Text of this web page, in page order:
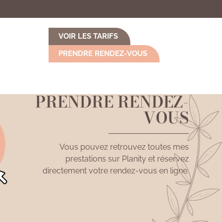
VOIR LES TARIFS
PRENDRE RENDEZ-VOUS
PRENDRE RENDEZ-
VOUS
Vous pouvez retrouvez toutes mes
prestations sur Planity et réservez
directement votre rendez-vous en ligne.